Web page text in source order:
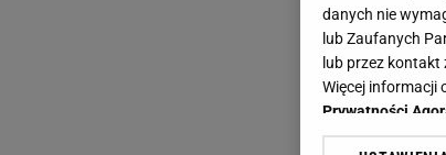
danych nie
lub Zaufanych
lub przez
Więcej informacji
Prywatności